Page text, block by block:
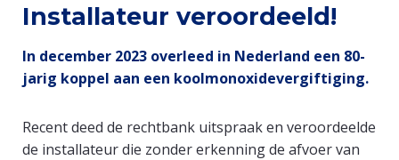
Entity
view
(Content)
Installateur veroordeeld!
In december 2023 overleed in Nederland een 80-
jarig koppel aan een koolmonoxidevergiftiging.
Recent deed de rechtbank uitspraak en veroordeelde
de installateur die zonder erkenning de afvoer van